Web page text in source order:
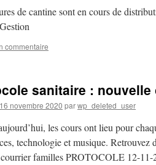
de cantine sont en cours de
commentaire
sanitaire :
16 novembre 2020 parwp_deleted_user
les cours ont lieu pour
technologie et musique.
familles PROTOCOLE 12-11-